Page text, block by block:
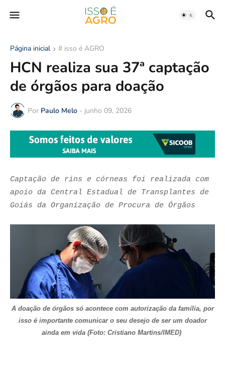
Página inicial # isso é AGRO
HCN realiza sua 37ª captação
de órgãos para doação
Por Paulo Melo - junho 09, 2026
Captação de rins e córneas foi realizada com
apoio da Central Estadual de Transplantes de
Goiás da Organização de Procura de Órgãos
A doação de órgãos só acontece com autorização da família, por
isso é importante comunicar o seu desejo de ser um doador
ainda em vida (Foto: Cristiano Martins/IMED)